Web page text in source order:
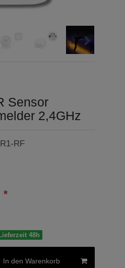
Sensor
2,4GHz
RF
*
48h
In den Warenkorb